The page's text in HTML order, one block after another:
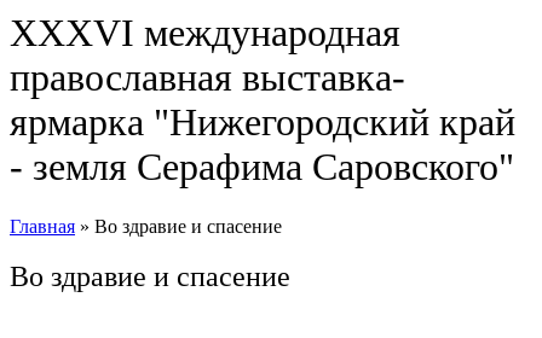
XXXVI международная
православная выставка-
ярмарка "Нижегородский край
- земля Серафима Саровского"
Главная » Во здравие и спасение
Во здравие и спасение